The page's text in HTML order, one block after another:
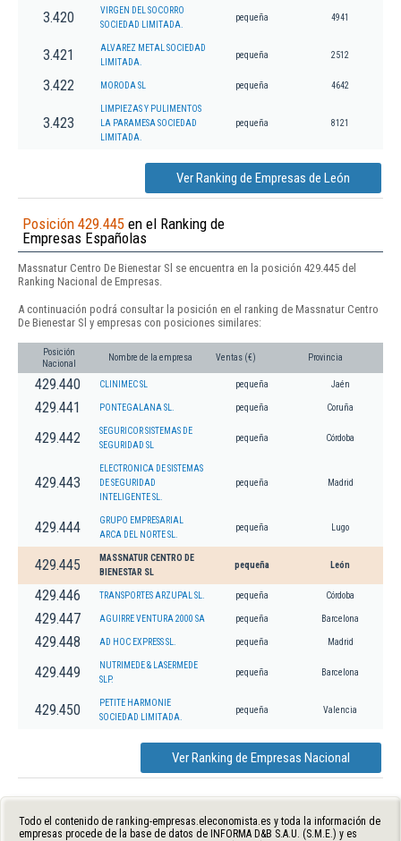
3.420
VIRGEN DEL SOCORRO
SOCIEDAD LIMITADA.
pequeña 4941
3.421
ALVAREZ METAL SOCIEDAD
LIMITADA.
pequeña 2512
3.422 MORODA SL pequeña 4642
3.423
LIMPIEZAS Y PULIMENTOS
LA PARAMESA SOCIEDAD
LIMITADA.
pequeña 8121
Ver Ranking de Empresas de León
Posición 429.445 en el Ranking de
Empresas Españolas
Massnatur Centro De Bienestar Sl se encuentra en la posición 429.445 del
Ranking Nacional de Empresas.
A continuación podrá consultar la posición en el ranking de Massnatur Centro
De Bienestar Sl y empresas con posiciones similares:
Posición
Nacional
Nombre de la empresa Ventas (€) Provincia
429.440 CLINIMEC SL pequeña Jaén
429.441 PONTEGALANA SL. pequeña Coruña
429.442
SEGURICOR SISTEMAS DE
SEGURIDAD SL
pequeña Córdoba
429.443
ELECTRONICA DE SISTEMAS
DE SEGURIDAD
INTELIGENTE SL.
pequeña Madrid
429.444
GRUPO EMPRESARIAL
ARCA DEL NORTE SL.
pequeña Lugo
429.445
MASSNATUR CENTRO DE
BIENESTAR SL
pequeña León
429.446 TRANSPORTES ARZUPAL SL. pequeña Córdoba
429.447 AGUIRRE VENTURA 2000 SA pequeña Barcelona
429.448 AD HOC EXPRESS SL. pequeña Madrid
429.449
NUTRIMEDE & LASERMEDE
SLP.
pequeña Barcelona
429.450
PETITE HARMONIE
SOCIEDAD LIMITADA.
pequeña Valencia
Ver Ranking de Empresas Nacional
Todo el contenido de ranking-empresas.eleconomista.es y toda la información de
empresas procede de la base de datos de INFORMA D&B S.A.U. (S.M.E.) y es